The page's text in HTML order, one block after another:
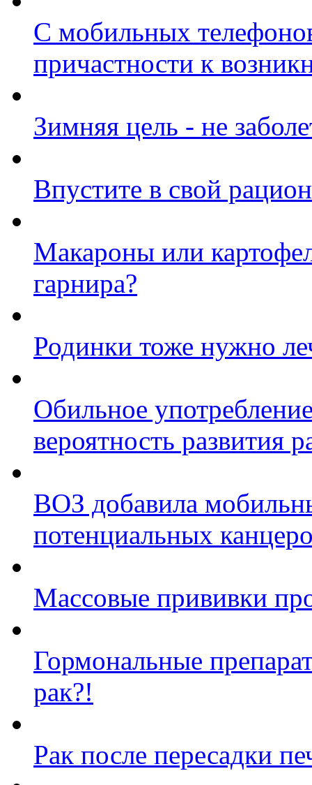
С мобильных
причастности к
Зимняя цель - не
Впустите в свой
Макароны или
гарнира?
Родинки тоже нужно
Обильное
вероятность развития
ВОЗ добавила
потенциальных
Массовые прививки
Гормональные
рак?!
Рак после пересадки